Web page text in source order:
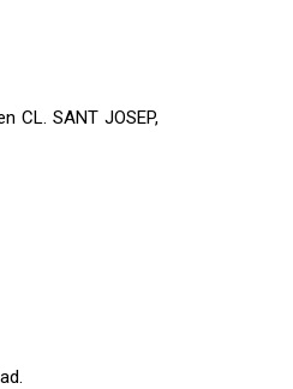
CL. SANT JOSEP,